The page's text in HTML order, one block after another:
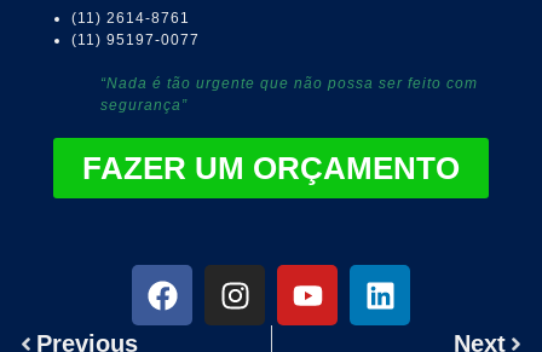
(11) 2614-8761
(11) 95197-0077
“Nada é tão urgente que não possa ser feito com
segurança”
FAZER UM ORÇAMENTO
Previous Next